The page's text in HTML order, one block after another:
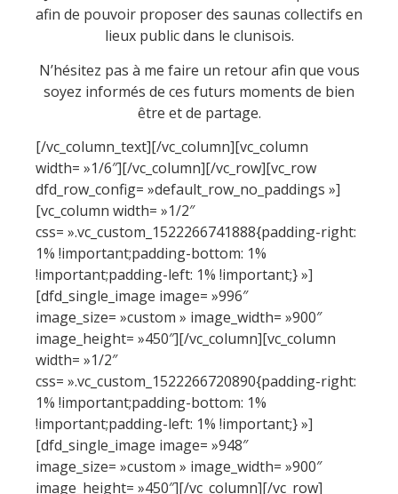
afin de pouvoir proposer des saunas collectifs en
lieux public dans le clunisois.
N’hésitez pas à me faire un retour afin que vous
soyez informés de ces futurs moments de bien
être et de partage.
[/vc_column_text][/vc_column][vc_column
width= »1/6″][/vc_column][/vc_row][vc_row
dfd_row_config= »default_row_no_paddings »]
[vc_column width= »1/2″
css= ».vc_custom_1522266741888{padding-right:
1% !important;padding-bottom: 1%
!important;padding-left: 1% !important;} »]
[dfd_single_image image= »996″
image_size= »custom » image_width= »900″
image_height= »450″][/vc_column][vc_column
width= »1/2″
css= ».vc_custom_1522266720890{padding-right:
1% !important;padding-bottom: 1%
!important;padding-left: 1% !important;} »]
[dfd_single_image image= »948″
image_size= »custom » image_width= »900″
image_height= »450″][/vc_column][/vc_row]